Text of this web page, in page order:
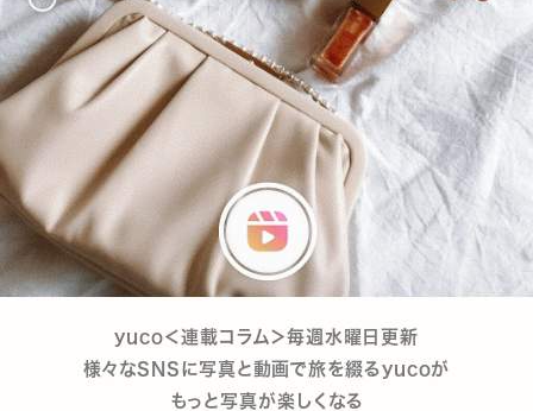
yuco＜連載コラム＞毎週水曜日更新
様々なSNSに写真と動画で旅を綴るyucoが
もっと写真が楽しくなる